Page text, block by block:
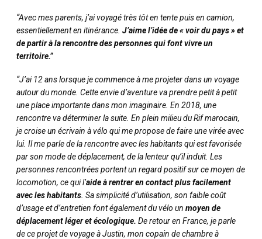
“Avec mes parents, j’ai voyagé très tôt en tente puis en camion,
essentiellement en itinérance. J’aime l’idée de « voir du pays » et
de partir à la rencontre des personnes qui font vivre un
territoire.”
“J’ai 12 ans lorsque je commence à me projeter dans un voyage
autour du monde. Cette envie d’aventure va prendre petit à petit
une place importante dans mon imaginaire. En 2018, une
rencontre va déterminer la suite. En plein milieu du Rif marocain,
je croise un écrivain à vélo qui me propose de faire une virée avec
lui. Il me parle de la rencontre avec les habitants qui est favorisée
par son mode de déplacement, de la lenteur qu’il induit. Les
personnes rencontrées portent un regard positif sur ce moyen de
locomotion, ce qui l’aide à rentrer en contact plus facilement
avec les habitants . Sa simplicité d’utilisation, son faible coût
d’usage et d’entretien font également du vélo un moyen de
déplacement léger et écologique. De retour en France, je parle
de ce projet de voyage à Justin, mon copain de chambre à